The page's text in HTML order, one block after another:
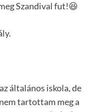
Szandival fut!😆
általános iskola, de
tartottam meg a